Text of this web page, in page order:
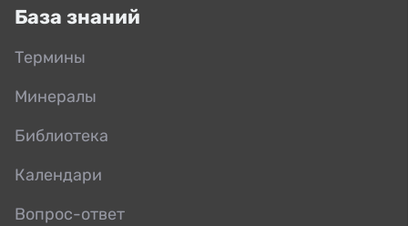
База знаний
Термины
Минералы
Библиотека
Календари
Вопрос-ответ